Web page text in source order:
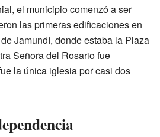
el municipio comenzó a ser
las primeras edificaciones en
Jamundí, donde estaba la Plaza
Señora del Rosario fue
la única iglesia por casi dos